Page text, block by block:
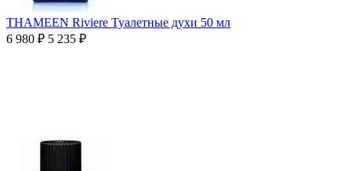
THAMEEN Riviere Туалетные духи 50 мл
6 980 ₽ 5 235 ₽